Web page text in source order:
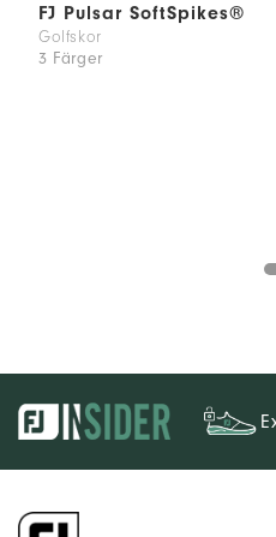
FJ Pulsar SoftSpikes®
Golfskor
3 Färger